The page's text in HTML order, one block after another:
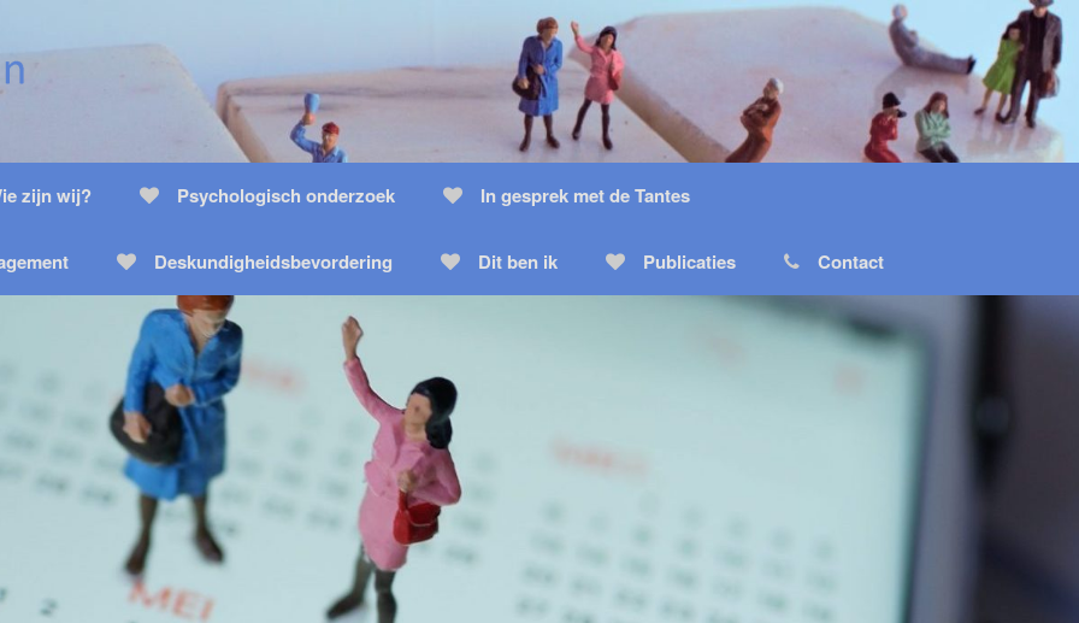
zijn wij? Psychologisch onderzoek In gesprek met de Tantes
Deskundigheidsbevordering Dit ben ik Publicaties Contact